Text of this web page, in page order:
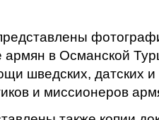
армян в Османской
шведских, датских и
и миссионеров